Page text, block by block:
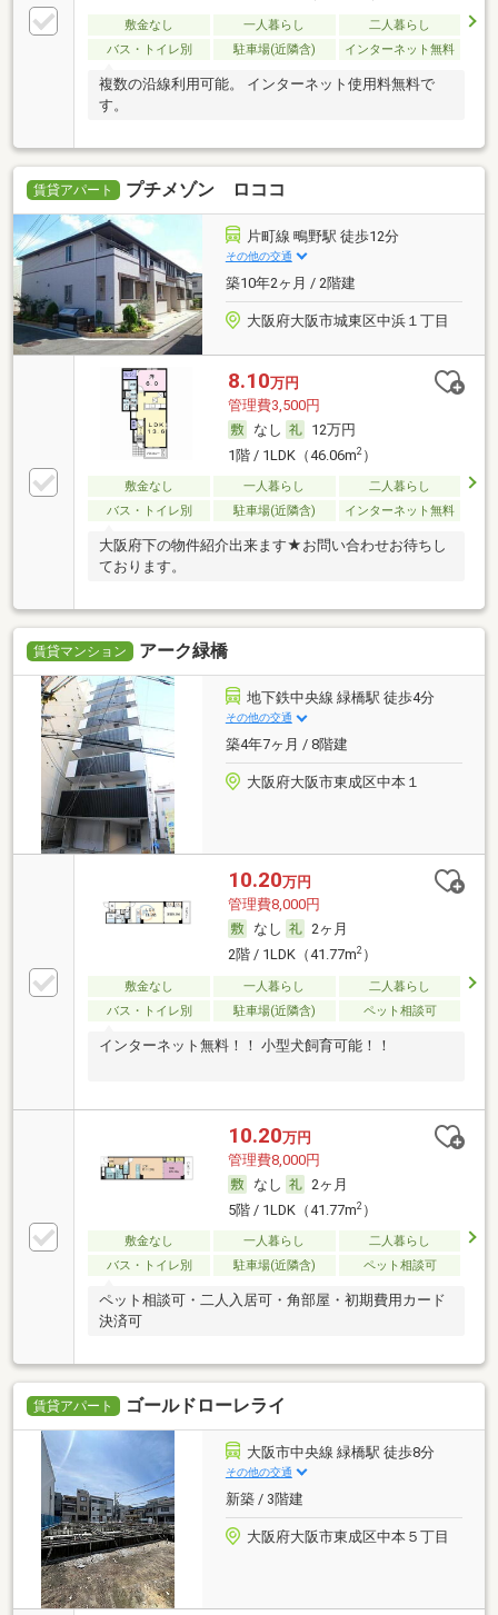
敷金なし 一人暮らし
二人暮らし
バス・トイレ別
駐車場(近隣含) インターネット無料
複数の沿線利用可能。 インターネット使用料無料で
す。
賃貸アパート プチメゾン ロココ
片町線 鴫野駅 徒歩12分
その他の交通
築10年2ヶ月 / 2階建
大阪府大阪市城東区中浜１丁目
8.10万円
管理費3,500円
なし
12万円
1階 / 1LDK（46.06m2）
敷金なし 一人暮らし
二人暮らし
バス・トイレ別
駐車場(近隣含) インターネット無料
大阪府下の物件紹介出来ます★お問い合わせお待ちし
ております。
賃貸マンション アーク緑橋
地下鉄中央線 緑橋駅 徒歩4分
その他の交通
築4年7ヶ月 / 8階建
大阪府大阪市東成区中本１
10.20万円
管理費8,000円
なし
2ヶ月
2階 / 1LDK（41.77m2）
敷金なし 一人暮らし
二人暮らし
バス・トイレ別
駐車場(近隣含) ペット相談可
インターネット無料！！ 小型犬飼育可能！！
10.20万円
管理費8,000円
なし
2ヶ月
5階 / 1LDK（41.77m2）
敷金なし 一人暮らし
二人暮らし
バス・トイレ別
駐車場(近隣含) ペット相談可
ペット相談可・二人入居可・角部屋・初期費用カード
決済可
賃貸アパート ゴールドローレライ
大阪市中央線 緑橋駅 徒歩8分
その他の交通
新築 / 3階建
大阪府大阪市東成区中本５丁目